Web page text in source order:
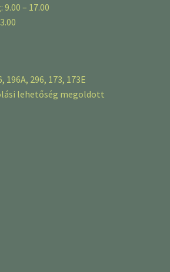
– 17.00
196A, 296, 173, 173E
lehetőség megoldott